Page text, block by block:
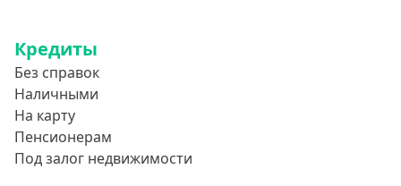
Кредиты
Без справок
Наличными
На карту
Пенсионерам
Под залог недвижимости